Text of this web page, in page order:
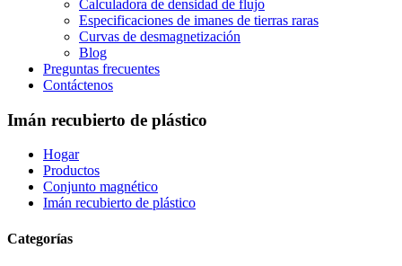
Calculadora de densidad de flujo
Especificaciones de imanes de tierras raras
Curvas de desmagnetización
Blog
Preguntas frecuentes
Contáctenos
Imán recubierto de plástico
Hogar
Productos
Conjunto magnético
Imán recubierto de plástico
Categorías